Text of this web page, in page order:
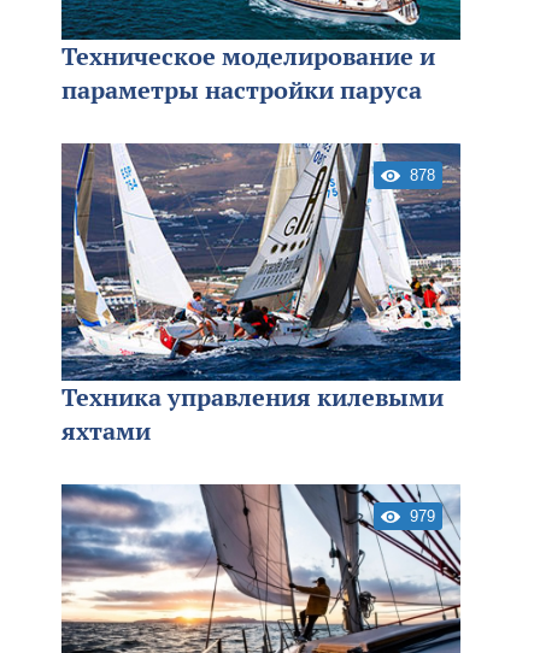
Техническое моделирование и
параметры настройки паруса
878
Техника управления килевыми
яхтами
979